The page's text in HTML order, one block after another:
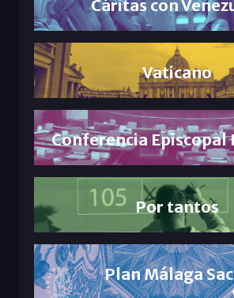
Cáritas con
Vaticano
Conferencia Episcopal
Por tantos
Plan Málaga